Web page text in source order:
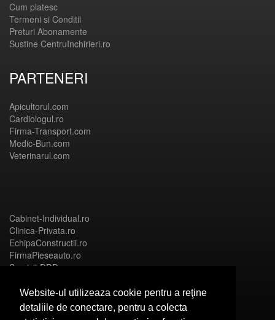
Website-ul utilizeaza cookie pentru a reţine
detaliile de conectare, pentru a colecta
Cum platesc
Termeni si Conditii
Preturi Abonamente
Sustine CentruInchirieri.ro
PARTENERI
Apicultorul.com
Cardiologul.ro
Firma-Transport.com
Medic-Bun.com
Veterinarul.com
Cabinet-Individual.ro
Clinica-Privata.ro
EchipaConstructii.ro
FirmaPieseauto.ro
Servicii-DDD.com